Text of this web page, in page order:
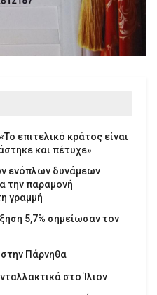
επιτελικό κράτος είναι
και πέτυχε»
ενόπλων δυνάμεων
την παραμονή
γραμμή
5,7% σημείωσαν τον
Πάρνηθα
στο Ίλιον